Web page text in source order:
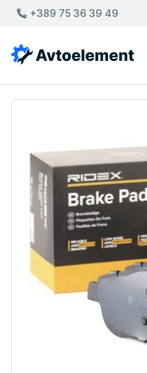
+389 75 36 39 49